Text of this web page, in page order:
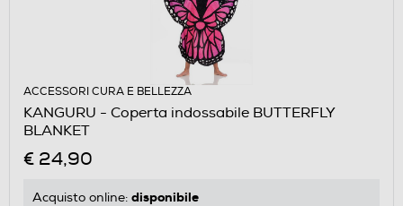
ACCESSORI CURA E BELLEZZA
KANGURU - Coperta indossabile BUTTERFLY
BLANKET
€ 24,90
Acquisto online: disponibile